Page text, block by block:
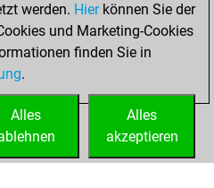
1, 2021
created
account
Studies
werden. Hierkönnen Sie der
und Marketing-Cookies
finden Sie in
.
Alles
akzeptieren
Alles